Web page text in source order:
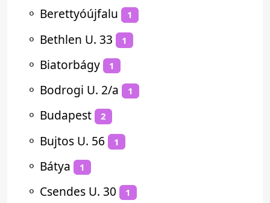
⚬ Berettyóújfalu 1
⚬ Bethlen U. 33 1
⚬ Biatorbágy 1
⚬ Bodrogi U. 2/a 1
⚬ Budapest 2
⚬ Bujtos U. 56 1
⚬ Bátya 1
⚬ Csendes U. 30 1